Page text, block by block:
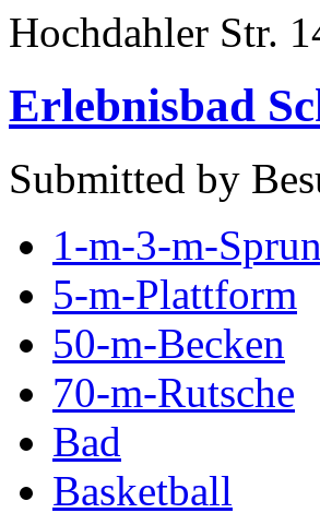
Hochdahler Str.
Erlebnisbad
Submitted by
1-m-3-m-
5-m-Plattform
50-m-Becken
70-m-Rutsche
Bad
Basketball